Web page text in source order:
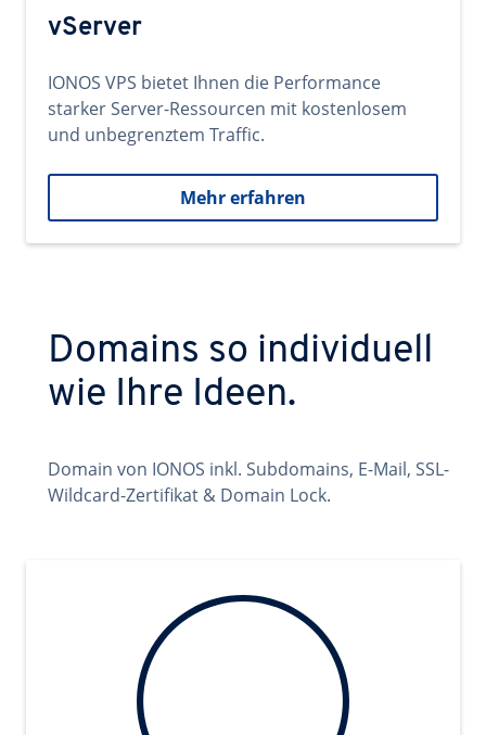
vServer
IONOS VPS bietet Ihnen die Performance
starker Server-Ressourcen mit kostenlosem
und unbegrenztem Traffic.
Mehr erfahren
Domains so individuell
wie Ihre Ideen.
Domain von IONOS inkl. Subdomains, E-Mail, SSL-
Wildcard-Zertifikat & Domain Lock.